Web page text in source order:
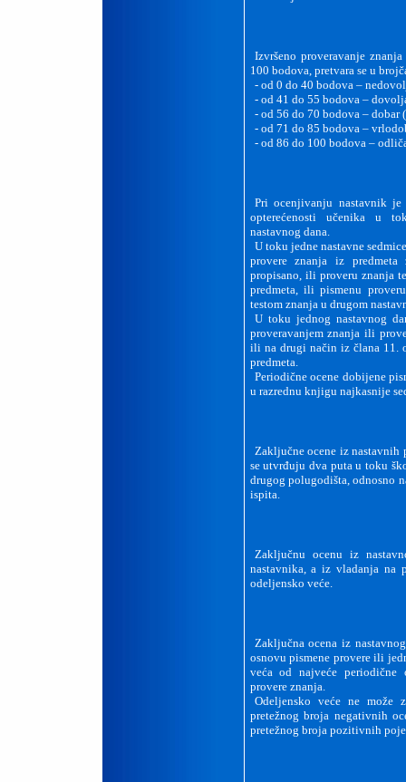
Izvršeno proveravanje
100 bodova, pretvara se u
- od 0 do 40 bodova –
- od 41 do 55 bodova –
- od 56 do 70 bodova – dobar
- od 71 do 85 bodova –
- od 86 do 100 bodova –
Pri ocenjivanju nastavnik
opterećenosti učenika u
nastavnog dana.
U toku jedne nastavne
provere znanja iz
propisano, ili proveru znanja
predmeta, ili pismenu
testom znanja u drugom
U toku jednog nastavnog
proveravanjem znanja ili
ili na drugi način iz člana 11.
predmeta.
Periodične ocene dobijene
u razrednu knjigu najkasnije
Zaključne ocene iz nastavnih
se utvrđuju dva puta u toku
drugog polugodišta, odnosno
ispita.
Zaključnu ocenu iz
nastavnika, a iz vladanja na
odeljensko veće.
Zaključna ocena iz
osnovu pismene provere ili
veća od najveće
provere znanja.
Odeljensko veće ne može
pretežnog broja negativnih
pretežnog broja pozitivnih